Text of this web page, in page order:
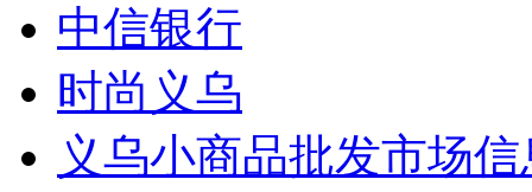
中信银行
时尚义乌
义乌小商品批发市场